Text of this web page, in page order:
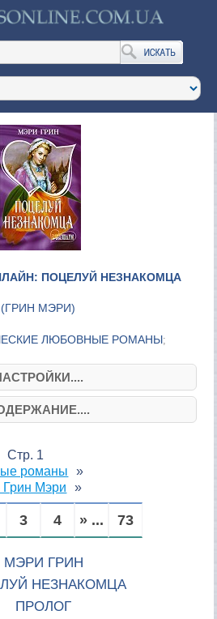
ПОЦЕЛУЙ НЕЗНАКОМЦА
(ГРИН МЭРИ)
ЛЮБОВНЫЕ РОМАНЫ;
романы
Грин Мэри
Стр. 1
3 4 » ... 73
МЭРИ ГРИН
НЕЗНАКОМЦА
ПРОЛОГ